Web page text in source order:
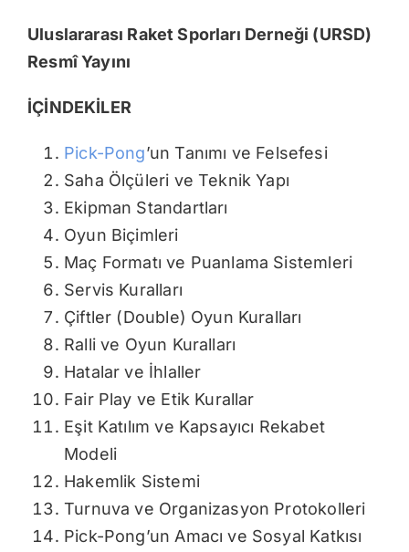
Uluslararası Raket Sporları Derneği (URSD)
Resmî Yayını
İÇİNDEKİLER
Pick-Pong’un Tanımı ve Felsefesi
Saha Ölçüleri ve Teknik Yapı
Ekipman Standartları
Oyun Biçimleri
Maç Formatı ve Puanlama Sistemleri
Servis Kuralları
Çiftler (Double) Oyun Kuralları
Ralli ve Oyun Kuralları
Hatalar ve İhlaller
Fair Play ve Etik Kurallar
Eşit Katılım ve Kapsayıcı Rekabet
Modeli
Hakemlik Sistemi
Turnuva ve Organizasyon Protokolleri
Pick-Pong’un Amacı ve Sosyal Katkısı